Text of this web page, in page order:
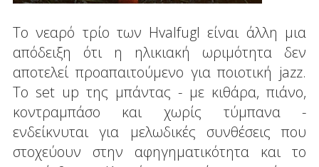
Το νεαρό τρίο των Hvalfugl είναι άλλη μια
απόδειξη ότι η ηλικιακή ωριμότητα δεν
αποτελεί προαπαιτούμενο για ποιοτική jazz.
Το set up της μπάντας - με κιθάρα, πιάνο,
κοντραμπάσο και χωρίς τύμπανα -
ενδείκνυται για μελωδικές συνθέσεις που
στοχεύουν στην αφηγηματικότητα και το